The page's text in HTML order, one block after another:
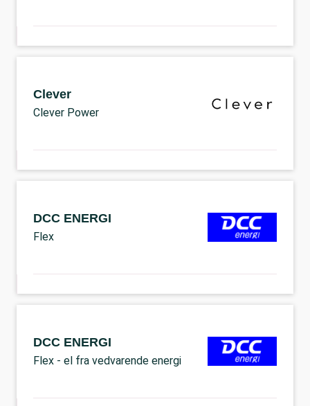
Clever
Clever Power
DCC ENERGI
Flex
DCC ENERGI
Flex - el fra vedvarende energi